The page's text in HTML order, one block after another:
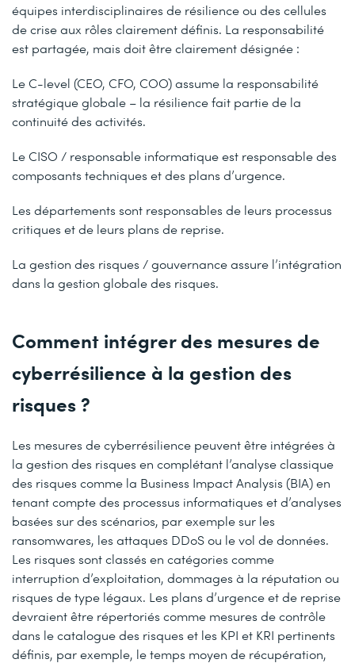
équipes interdisciplinaires de résilience ou des cellules
de crise aux rôles clairement définis. La responsabilité
est partagée, mais doit être clairement désignée :
Le C-level (CEO, CFO, COO) assume la responsabilité
stratégique globale – la résilience fait partie de la
continuité des activités.
Le CISO / responsable informatique est responsable des
composants techniques et des plans d’urgence.
Les départements sont responsables de leurs processus
critiques et de leurs plans de reprise.
La gestion des risques / gouvernance assure l’intégration
dans la gestion globale des risques.
Comment intégrer des mesures de
cyberrésilience à la gestion des
risques ?
Les mesures de cyberrésilience peuvent être intégrées à
la gestion des risques en complétant l’analyse classique
des risques comme la Business Impact Analysis (BIA) en
tenant compte des processus informatiques et d’analyses
basées sur des scénarios, par exemple sur les
ransomwares, les attaques DDoS ou le vol de données.
Les risques sont classés en catégories comme
interruption d’exploitation, dommages à la réputation ou
risques de type légaux. Les plans d’urgence et de reprise
devraient être répertoriés comme mesures de contrôle
dans le catalogue des risques et les KPI et KRI pertinents
définis, par exemple, le temps moyen de récupération,